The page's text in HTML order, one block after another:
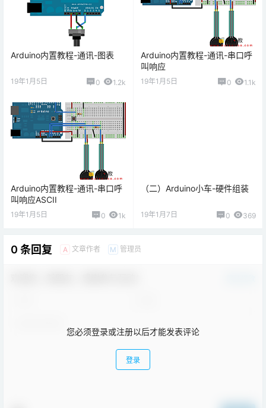
Arduino内置教程-通讯-图表
19年1月5日 0 1.2k
Arduino内置教程-通讯-串口呼
叫响应
19年1月5日 0 1.1k
Arduino内置教程-通讯-串口呼
叫响应ASCII
19年1月5日 0 1k
（二）Arduino小车-硬件组装
19年1月7日 0 369
0 条回复 A 文章作者 M 管理员
您必须登录或注册以后才能发表评论
登录